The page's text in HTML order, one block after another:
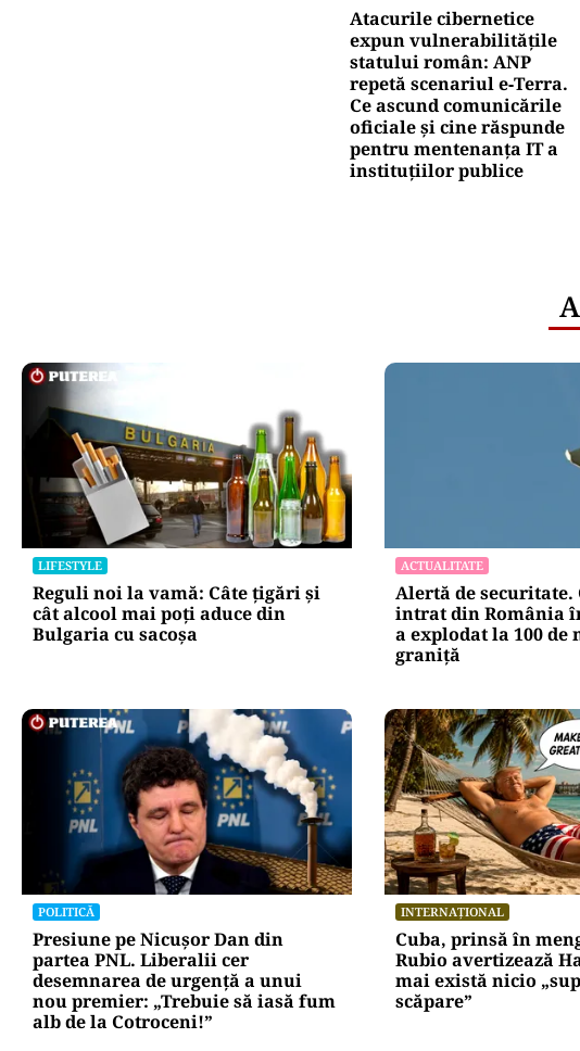
Atacurile cibernetice
expun vulnerabilitățile
statului român: ANP
repetă scenariul e‑Terra.
Ce ascund comunicările
oficiale și cine răspunde
pentru mentenanța IT a
instituțiilor publice
LIFESTYLE
Reguli noi la vamă: Câte țigări și
cât alcool mai poți aduce din
Bulgaria cu sacoșa
ACTUALITATE
Alertă de securitate.
intrat din România
a explodat la 100 de
graniţă
POLITICĂ
Presiune pe Nicușor Dan din
partea PNL. Liberalii cer
desemnarea de urgență a unui
nou premier: „Trebuie să iasă fum
alb de la Cotroceni!”
INTERNAȚIONAL
Cuba, prinsă în
Rubio avertizează
mai există nicio
scăpare”